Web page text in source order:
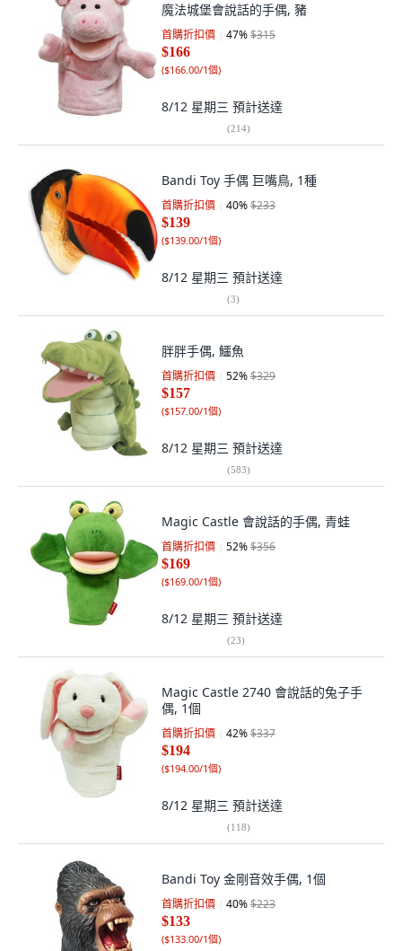
魔法城堡會說話的手偶, 豬
首購折扣價 47%$315
$166
($166.00/1個)
8/12 星期三 預計送達
(214)
Bandi Toy 手偶 巨嘴鳥, 1種
首購折扣價 40%$233
$139
($139.00/1個)
8/12 星期三 預計送達
(3)
胖胖手偶, 鱷魚
首購折扣價 52%$329
$157
($157.00/1個)
8/12 星期三 預計送達
(583)
Magic Castle 會說話的手偶, 青蛙
首購折扣價 52%$356
$169
($169.00/1個)
8/12 星期三 預計送達
(23)
Magic Castle 2740 會說話的兔子手
偶, 1個
首購折扣價 42%$337
$194
($194.00/1個)
8/12 星期三 預計送達
(118)
Bandi Toy 金剛音效手偶, 1個
首購折扣價 40%$223
$133
($133.00/1個)